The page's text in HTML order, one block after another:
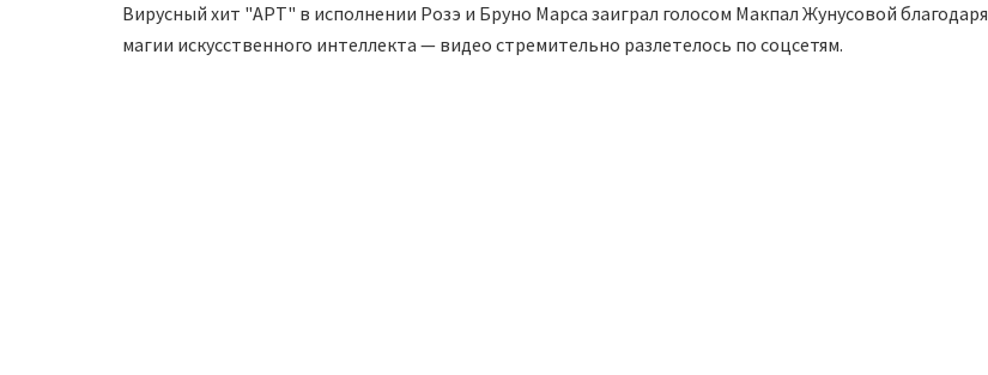
Вирусный хит "APT" в исполнении Розэ и Бруно Марса заиграл голосом Макпал Жунусовой благодаря
магии искусственного интеллекта — видео стремительно разлетелось по соцсетям.